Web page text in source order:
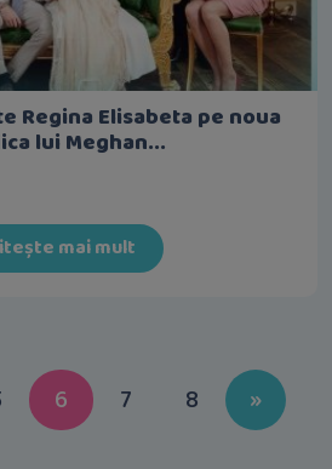
Regina Elisabeta pe noua
lui Meghan...
mai mult
6 7 8 »Next